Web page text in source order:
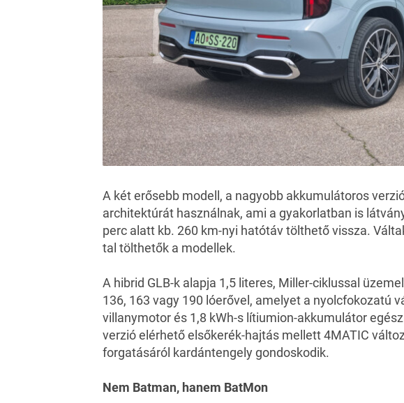
A két erősebb modell, a nagyobb akkumulátoros
architektúrát használnak, ami a gyakorlatban is
perc alatt kb. 260 km-nyi hatótáv tölthető vissza.
tal tölthetők a modellek.
A hibrid GLB-k alapja 1,5 literes, Miller-ciklussal
136, 163 vagy 190 lóerővel, amelyet a nyolcfokozatú
villanymotor és 1,8 kWh-s lítiumion-akkumulátor
verzió elérhető elsőkerék-hajtás mellett 4MATIC
forgatásáról kardántengely gondoskodik.
Nem Batman, hanem BatMon